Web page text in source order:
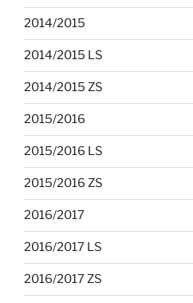
2014/2015
2014/2015 LS
2014/2015 ZS
2015/2016
2015/2016 LS
2015/2016 ZS
2016/2017
2016/2017 LS
2016/2017 ZS